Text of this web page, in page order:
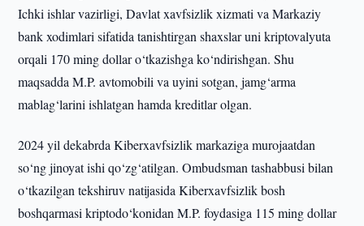
Ichki ishlar vazirligi, Davlat xavfsizlik xizmati va Markaziy
bank xodimlari sifatida tanishtirgan shaxslar uni kriptovalyuta
orqali 170 ming dollar o‘tkazishga ko‘ndirishgan. Shu
maqsadda M.P. avtomobili va uyini sotgan, jamg‘arma
mablag‘larini ishlatgan hamda kreditlar olgan.
2024 yil dekabrda Kiberxavfsizlik markaziga murojaatdan
so‘ng jinoyat ishi qo‘zg‘atilgan. Ombudsman tashabbusi bilan
o‘tkazilgan tekshiruv natijasida Kiberxavfsizlik bosh
boshqarmasi kriptodo‘konidan M.P. foydasiga 115 ming dollar